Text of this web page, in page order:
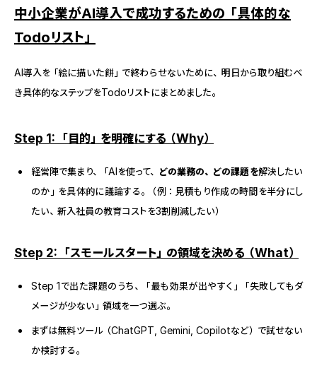
中小企業がAI導入で成功するための「具体的な
Todoリスト」
AI導入を「絵に描いた餅」で終わらせないために、明日から取り組むべ
き具体的なステップをTodoリストにまとめました。
Step 1: 「目的」を明確にする（Why）
経営陣で集まり、「AIを使って、 どの業務の、どの課題を解決したい
のか」を具体的に議論する。（例：見積もり作成の時間を半分にし
たい、新入社員の教育コストを3割削減したい）
Step 2: 「スモールスタート」の領域を決める（What）
Step 1で出た課題のうち、「最も効果が出やすく」「失敗してもダ
メージが少ない」領域を一つ選ぶ。
まずは無料ツール（ChatGPT, Gemini, Copilotなど）で試せない
か検討する。